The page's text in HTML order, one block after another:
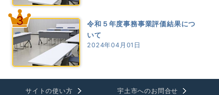
3
令和５年度事務事業評価結果につ
いて
2024年04月01日
サイトの使い方
宇土市へのお問合せ